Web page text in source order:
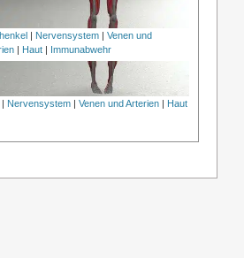
| Nervensystem | Venen und
| Haut | Immunabwehr
Nervensystem| Venen und Arterien| Haut